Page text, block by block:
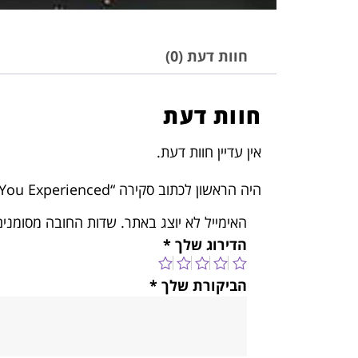
חוות דעת (0)
חוות דעת
אין עדיין חוות דעת.
היה הראשון לכתוב סקירה “Jimi Hendrix Experience – Are You Experienced”
האימייל לא יוצג באתר. שדות החובה
הדירוג שלך *
הביקורת שלך *